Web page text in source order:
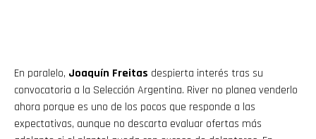
En paralelo, Joaquín Freitas despierta interés tras su
convocatoria a la Selección Argentina. River no planea venderlo
ahora porque es uno de los pocos que responde a las
expectativas, aunque no descarta evaluar ofertas más